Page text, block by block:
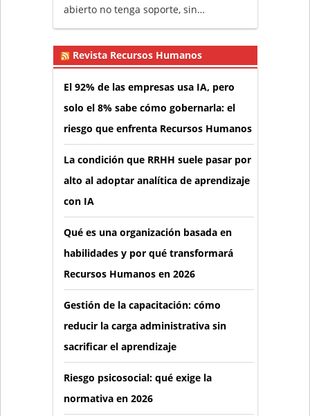
abierto no tenga soporte, sin…
Revista Recursos Humanos
El 92% de las empresas usa IA, pero
solo el 8% sabe cómo gobernarla: el
riesgo que enfrenta Recursos Humanos
La condición que RRHH suele pasar por
alto al adoptar analítica de aprendizaje
con IA
Qué es una organización basada en
habilidades y por qué transformará
Recursos Humanos en 2026
Gestión de la capacitación: cómo
reducir la carga administrativa sin
sacrificar el aprendizaje
Riesgo psicosocial: qué exige la
normativa en 2026